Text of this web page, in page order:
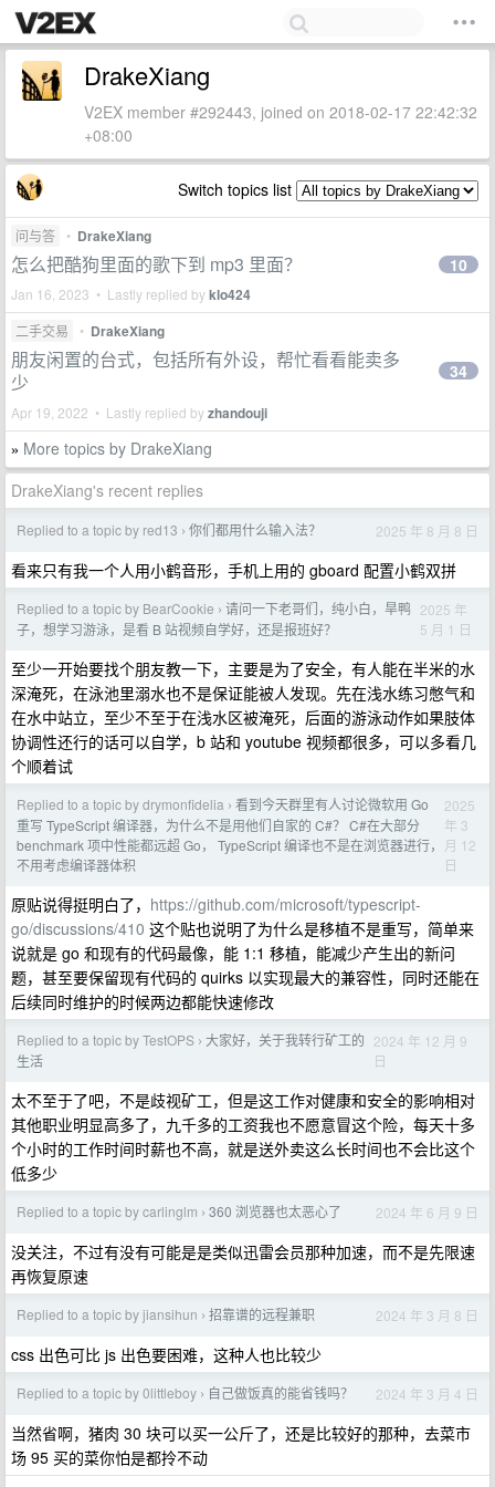
DrakeXiang
V2EX member #292443, joined on 2018-02-17 22:42:32
+08:00
Switch topics list
问与答 • DrakeXiang
怎么把酷狗里面的歌下到 mp3 里面？
Jan 16, 2023 • Lastly replied byklo424
10
二手交易 • DrakeXiang
朋友闲置的台式，包括所有外设，帮忙看看能卖多
少
Apr 19, 2022 • Lastly replied byzhandouji
34
» More topics by DrakeXiang
DrakeXiang's recent replies
Replied to a topic by red13 › 你们都用什么输入法？ 2025 年 8 月 8 日
看来只有我一个人用小鹤音形，手机上用的 gboard 配置小鹤双拼
Replied to a topic by BearCookie › 请问一下老哥们，纯小白，旱鸭
子，想学习游泳，是看 B 站视频自学好，还是报班好？
2025 年
5 月 1 日
至少一开始要找个朋友教一下，主要是为了安全，有人能在半米的水
深淹死，在泳池里溺水也不是保证能被人发现。先在浅水练习憋气和
在水中站立，至少不至于在浅水区被淹死，后面的游泳动作如果肢体
协调性还行的话可以自学，b 站和 youtube 视频都很多，可以多看几
个顺着试
Replied to a topic by drymonfidelia › 看到今天群里有人讨论微软用 Go
重写 TypeScript 编译器，为什么不是用他们自家的 C#？ C#在大部分
benchmark 项中性能都远超 Go， TypeScript 编译也不是在浏览器进行，
不用考虑编译器体积
2025
年 3
月 12
日
原贴说得挺明白了， https://github.com/microsoft/typescript-
go/discussions/410 这个贴也说明了为什么是移植不是重写，简单来
说就是 go 和现有的代码最像，能 1:1 移植，能减少产生出的新问
题，甚至要保留现有代码的 quirks 以实现最大的兼容性，同时还能在
后续同时维护的时候两边都能快速修改
Replied to a topic by TestOPS › 大家好，关于我转行矿工的
生活
2024 年 12 月 9
日
太不至于了吧，不是歧视矿工，但是这工作对健康和安全的影响相对
其他职业明显高多了，九千多的工资我也不愿意冒这个险，每天十多
个小时的工作时间时薪也不高，就是送外卖这么长时间也不会比这个
低多少
Replied to a topic by carlinglm › 360 浏览器也太恶心了 2024 年 6 月 9 日
没关注，不过有没有可能是是类似迅雷会员那种加速，而不是先限速
再恢复原速
Replied to a topic by jiansihun › 招靠谱的远程兼职 2024 年 3 月 8 日
css 出色可比 js 出色要困难，这种人也比较少
Replied to a topic by 0littleboy › 自己做饭真的能省钱吗？ 2024 年 3 月 4 日
当然省啊，猪肉 30 块可以买一公斤了，还是比较好的那种，去菜市
场 95 买的菜你怕是都拎不动